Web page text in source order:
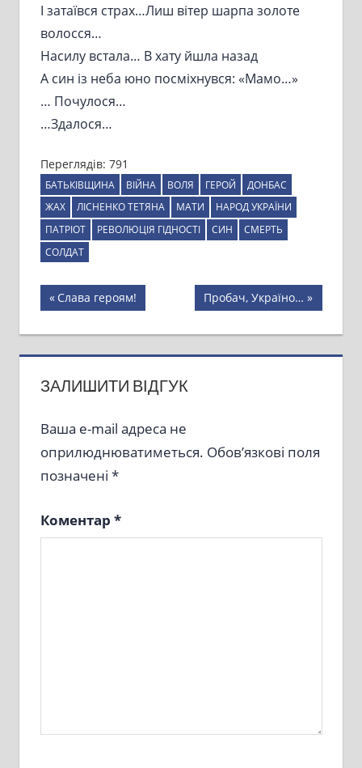
І затаївся страх…Лиш вітер шарпа золоте
волосся…
Насилу встала… В хату йшла назад
А син із неба юно посміхнувся: «Мамо…»
… Почулося…
…Здалося…
Переглядів: 791
БАТЬКІВЩИНА ВІЙНА ВОЛЯ ГЕРОЙ
ДОНБАС
ЖАХ
ЛІСНЕНКО ТЕТЯНА МАТИ
НАРОД УКРАЇНИ
ПАТРІОТ
РЕВОЛЮЦІЯ ГІДНОСТІ СИН
СМЕРТЬ
СОЛДАТ
Навігація
записів
Previous
Post:
Слава героям!
Next
Post:
Пробач, Україно…
ЗАЛИШИТИ ВІДГУК
Ваша e-mail адреса не
оприлюднюватиметься. Обов’язкові поля
позначені *
Коментар *